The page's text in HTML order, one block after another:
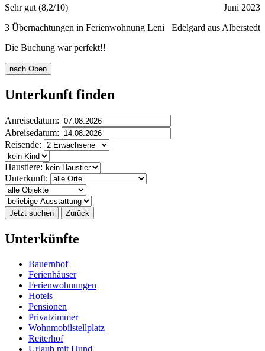
Sehr gut (8,2/10)
Juni 2023
3 Übernachtungen in Ferienwohnung Leni
Edelgard aus Alberstedt
Die Buchung war perfekt!!
nach Oben
Unterkunft finden
Anreisedatum:
Abreisedatum:
Reisende:
Haustiere:
Unterkunft:
Jetzt suchen Zurück
Unterkünfte
Bauernhof
Ferienhäuser
Ferienwohnungen
Hotels
Pensionen
Privatzimmer
Wohnmobilstellplatz
Reiterhof
Urlaub mit Hund